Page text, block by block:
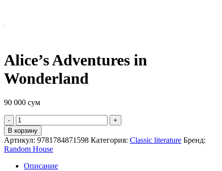
Alice’s Adventures in
Wonderland
90 000 сум
Quantity
В корзину
Артикул: 9781784871598 Категория: Classic literature Бренд:
Random House
Описание